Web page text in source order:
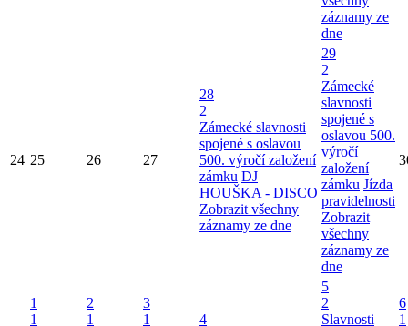
záznamy ze
dne
24 25 26 27
28
2
Zámecké slavnosti
spojené s oslavou
500. výročí založení
zámku DJ
HOUŠKA - DISCO
Zobrazit všechny
záznamy ze dne
29
2
Zámecké
slavnosti
spojené s
oslavou 500.
výročí
založení
zámku Jízda
pravidelnosti
Zobrazit
všechny
záznamy ze
dne
1
1
2
1
3
1
4
5
2
Slavnosti
6
1